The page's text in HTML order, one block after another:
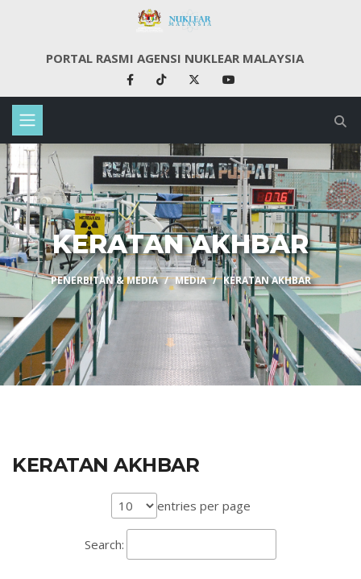
PORTAL RASMI AGENSI NUKLEAR MALAYSIA
KERATAN AKHBAR
PENERBITAN & MEDIA MEDIA KERATAN AKHBAR
KERATAN AKHBAR
entries per page
Search: